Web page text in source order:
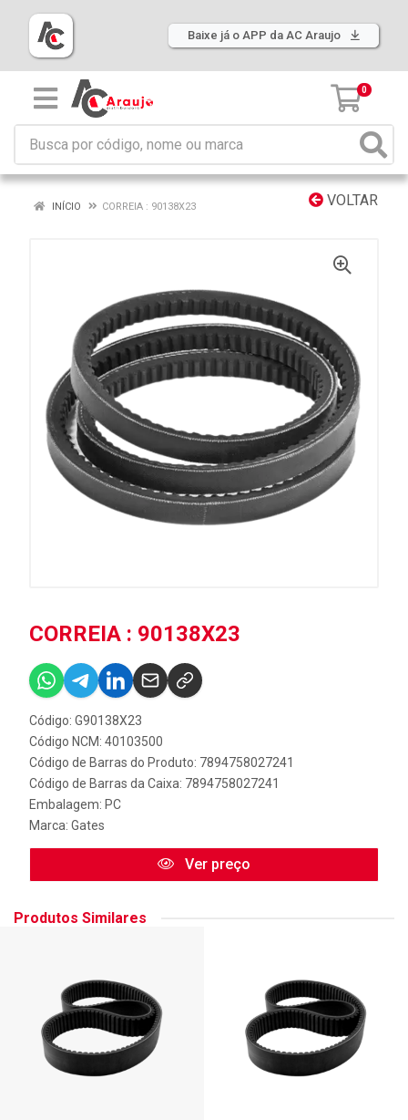
Baixe já o APP da AC Araujo
0
VOLTAR
INÍCIO CORREIA : 90138X23
CORREIA : 90138X23
Código: G90138X23
Código NCM: 40103500
Código de Barras do Produto: 7894758027241
Código de Barras da Caixa: 7894758027241
Embalagem: PC
Marca: Gates
Ver preço
Produtos Similares